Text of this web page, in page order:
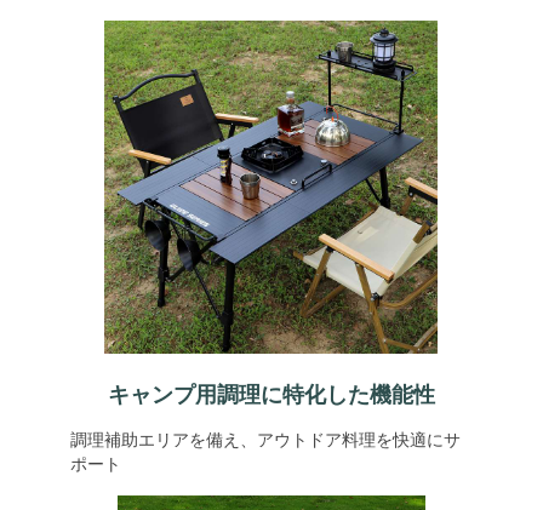
キャンプ用調理に特化した機能性
調理補助エリアを備え、アウトドア料理を快適にサ
ポート